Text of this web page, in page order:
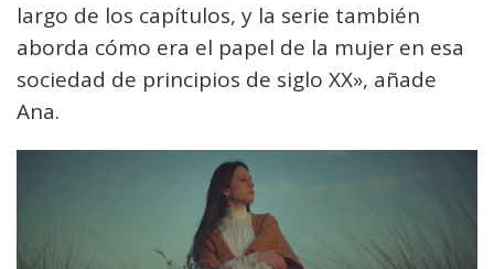
largo de los capítulos, y la serie también
aborda cómo era el papel de la mujer en esa
sociedad de principios de siglo XX», añade
Ana.